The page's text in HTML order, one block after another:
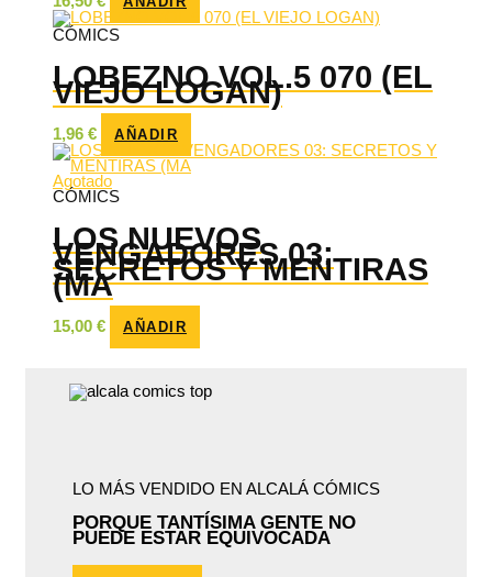
CÓMICS
LOBEZNO VOL.5 070 (EL
VIEJO LOGAN)
1,96 € AÑADIR
Agotado
CÓMICS
LOS NUEVOS
VENGADORES 03:
SECRETOS Y MENTIRAS
(MA
15,00 € AÑADIR
LO MÁS VENDIDO EN ALCALÁ CÓMICS
PORQUE TANTÍSIMA GENTE NO
PUEDE ESTAR EQUIVOCADA